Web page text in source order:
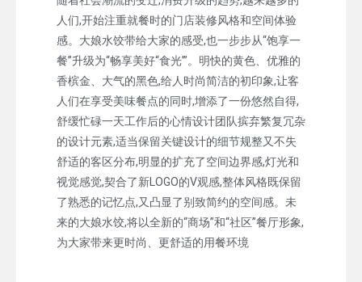
人们,开始注重就餐时的门店装修风格和空间体验
感。大娘水饺带给大家的感受,也一步步从“饱享一
餐”升级为“畅享美好“食光’”。明快的黄色、优雅的
香槟金、大气的黑色,给人时尚简洁的初印象,让客
人们在享受美味餐点的同时,增添了一份悠然自得,
舒缓忙碌一天工作后的心情设计团队摈弃繁复冗杂
的设计元素,适当保留关键设计的细节规整又不失
舒适的客区分布,明显的扩充了空间边界感,灯光和
视觉感觉,契合了新LOGO的V观感,整体风格既保留
了熟悉的记忆点,又凸显了别致简约的空间感。未
来的大娘水饺,将以全新的“商场”和“社区”餐厅形象,
为大家带来更时尚、更舒适的用餐环境